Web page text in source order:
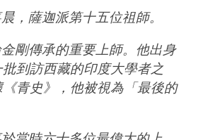
，薩迦派第十五位祖師。
剛傳承的重要上師。他出身
到訪西藏的印度大學者之
青史》，他被視為「最後的